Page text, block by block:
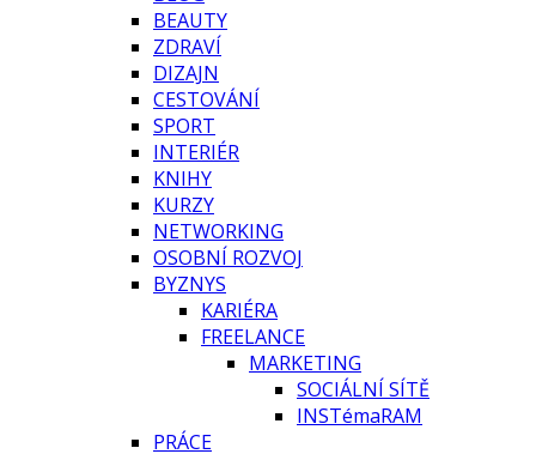
BEAUTY
ZDRAVÍ
DIZAJN
CESTOVÁNÍ
SPORT
INTERIÉR
KNIHY
KURZY
NETWORKING
OSOBNÍ ROZVOJ
BYZNYS
KARIÉRA
FREELANCE
MARKETING
SOCIÁLNÍ SÍTĚ
INSTémaRAM
PRÁCE